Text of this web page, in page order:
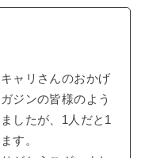
ャリさんのおかげ
ジンの皆様のよう
したが、1人だと1
す。